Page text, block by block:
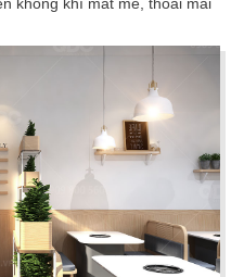
hẹn là điểm đến lý
thực Âu đỉnh cao
nghiệp độc đáo
tiết